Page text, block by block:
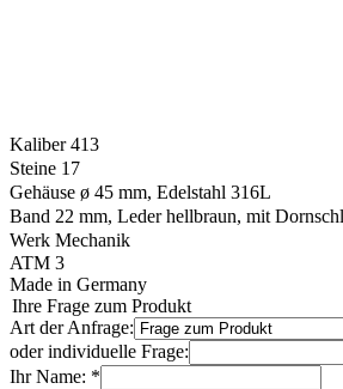
Kaliber 413
Steine 17
Gehäuse ø 45 mm, Edelstahl 316L
Band 22 mm, Leder hellbraun, mit
Werk Mechanik
ATM 3
Made in Germany
Ihre Frage zum Produkt
Art der Anfrage:
oder individuelle Frage:
Ihr Name: *